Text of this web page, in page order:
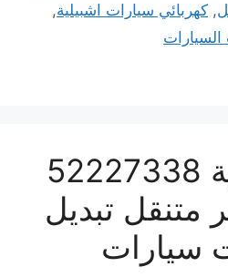
, كهربائي سيارات اشبيلية,
بنشر العمرية 52227338
متنقل تبديل
سيارات